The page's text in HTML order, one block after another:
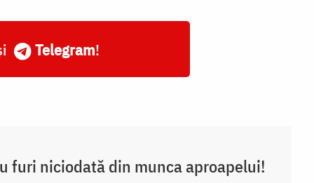
Telegram!
furi niciodată din munca aproapelui!